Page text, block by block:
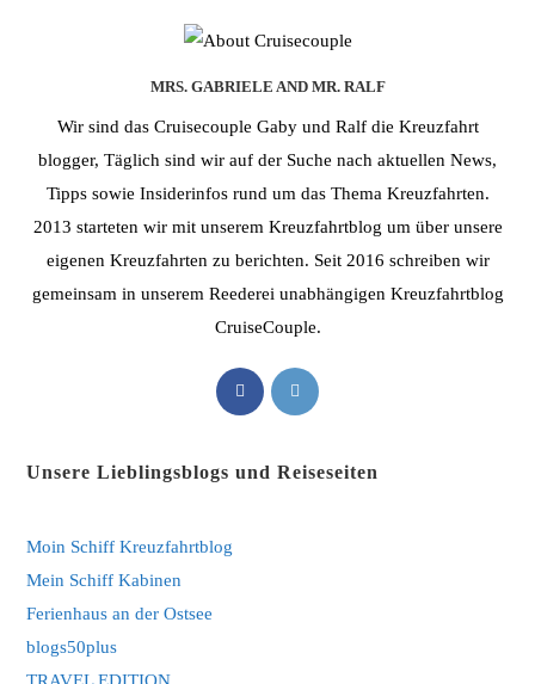
MRS. GABRIELE AND MR. RALF
Wir sind das Cruisecouple Gaby und Ralf die Kreuzfahrt
blogger, Täglich sind wir auf der Suche nach aktuellen News,
Tipps sowie Insiderinfos rund um das Thema Kreuzfahrten.
2013 starteten wir mit unserem Kreuzfahrtblog um über unsere
eigenen Kreuzfahrten zu berichten. Seit 2016 schreiben wir
gemeinsam in unserem Reederei unabhängigen Kreuzfahrtblog
CruiseCouple.
Opens
in
new
Opens
new
Unsere Lieblingsblogs und Reiseseiten
Moin Schiff Kreuzfahrtblog
Mein Schiff Kabinen
Ferienhaus an der Ostsee
blogs50plus
TRAVEL EDITION